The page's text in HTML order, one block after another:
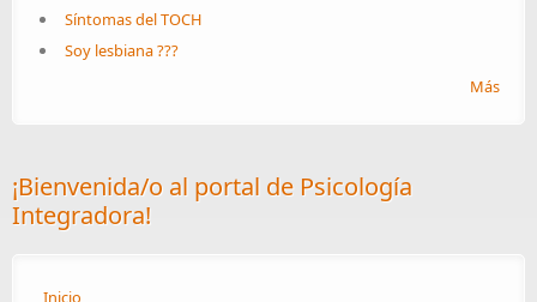
Síntomas del TOCH
Soy lesbiana ???
Más
¡Bienvenida/o al portal de Psicología
Integradora!
Inicio